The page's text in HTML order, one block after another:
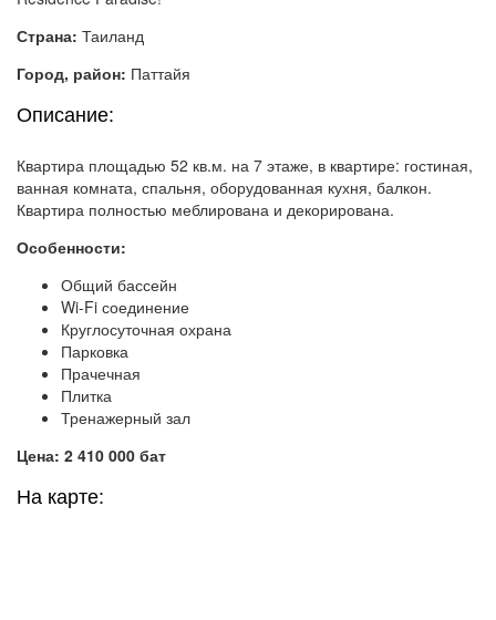
Страна: Таиланд
Город, район: Паттайя
Описание:
Квартира площадью 52 кв.м. на 7 этаже, в квартире: гостиная,
ванная комната, спальня, оборудованная кухня, балкон.
Квартира полностью меблирована и декорирована.
Особенности:
Общий бассейн
Wi-Fi соединение
Круглосуточная охрана
Парковка
Прачечная
Плитка
Тренажерный зал
Цена: 2 410 000 бат
На карте: